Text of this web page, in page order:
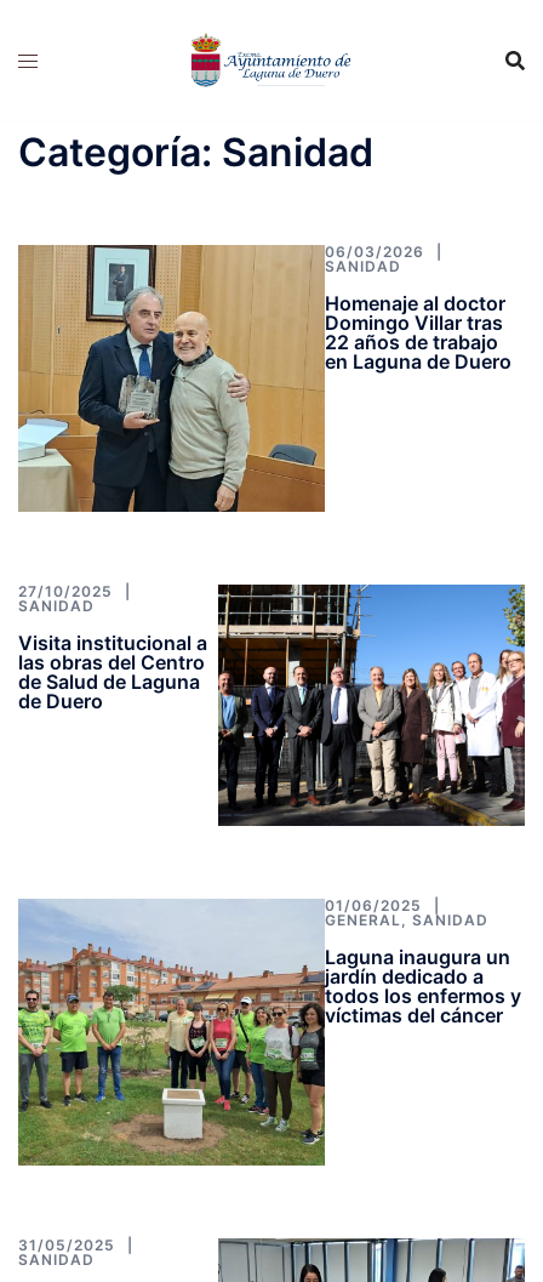
Categoría: Sanidad
06/03/2026
SANIDAD
Homenaje al doctor
Domingo Villar tras
22 años de trabajo
en Laguna de Duero
27/10/2025
SANIDAD
Visita institucional a
las obras del Centro
de Salud de Laguna
de Duero
01/06/2025
GENERAL
,SANIDAD
Laguna inaugura un
jardín dedicado a
todos los enfermos y
víctimas del cáncer
31/05/2025
SANIDAD